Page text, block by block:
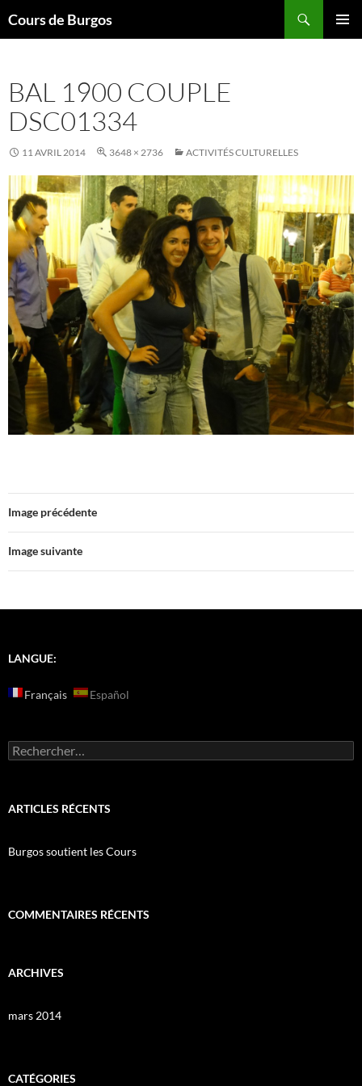
auCours de Burgos
BAL 1900 COUPLE
DSC01334
11 AVRIL 2014 3648 × 2736 ACTIVITÉS CULTURELLES
Image précédente
Image suivante
LANGUE:
Français Español
Rechercher :
ARTICLES RÉCENTS
Burgos soutient les Cours
COMMENTAIRES RÉCENTS
ARCHIVES
mars 2014
CATÉGORIES